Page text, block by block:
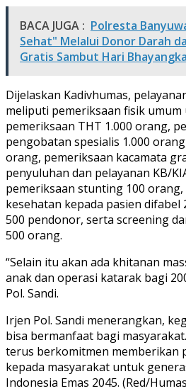
BACA JUGA : Polresta
Sehat" Melalui Donor Darah
Gratis Sambut Hari
Dijelaskan Kadivhumas,
meliputi pemeriksaan fisik umum
pemeriksaan THT 1.000 orang,
pengobatan spesialis 1.000
orang, pemeriksaan kacamata
penyuluhan dan pelayanan KB/
pemeriksaan stunting 100
kesehatan kepada pasien
500 pendonor, serta screening
500 orang.
“Selain itu akan ada khitanan
anak dan operasi katarak bagi
Pol. Sandi.
Irjen Pol. Sandi menerangkan,
bisa bermanfaat bagi
terus berkomitmen memberikan
kepada masyarakat untuk
Indonesia Emas 2045. (Red/